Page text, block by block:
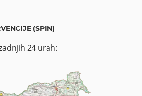
(SPIN)
24 urah: